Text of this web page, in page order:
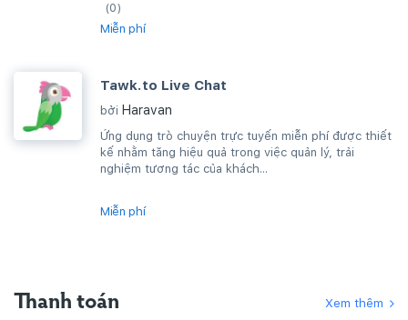
(0)
Miễn phí
Tawk.to Live Chat
bởi Haravan
Ứng dụng trò chuyện trực tuyến miễn phí được thiết
kế nhằm tăng hiệu quả trong việc quản lý, trải
nghiệm tương tác của khách...
Miễn phí
Thanh toán Xem thêm